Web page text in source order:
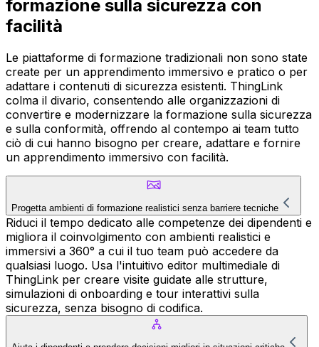
formazione sulla sicurezza con
facilità
Le piattaforme di formazione tradizionali non sono state
create per un apprendimento immersivo e pratico o per
adattare i contenuti di sicurezza esistenti. ThingLink
colma il divario, consentendo alle organizzazioni di
convertire e modernizzare la formazione sulla sicurezza
e sulla conformità, offrendo al contempo ai team tutto
ciò di cui hanno bisogno per creare, adattare e fornire
un apprendimento immersivo con facilità.
Progetta ambienti di formazione realistici senza barriere tecniche
Riduci il tempo dedicato alle competenze dei dipendenti e
migliora il coinvolgimento con ambienti realistici e
immersivi a 360° a cui il tuo team può accedere da
qualsiasi luogo. Usa l'intuitivo editor multimediale di
ThingLink per creare visite guidate alle strutture,
simulazioni di onboarding e tour interattivi sulla
sicurezza, senza bisogno di codifica.